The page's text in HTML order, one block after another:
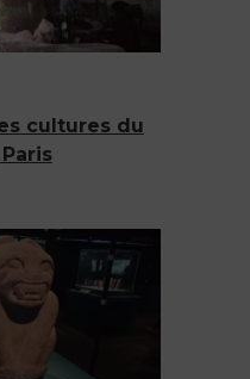
cultures du